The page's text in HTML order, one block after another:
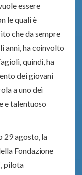
essere
le quali è
che da sempre
anni, ha coinvolto
quindi, ha
dei giovani
a uno dei
e talentuoso
29 agosto, la
Fondazione
, pilota